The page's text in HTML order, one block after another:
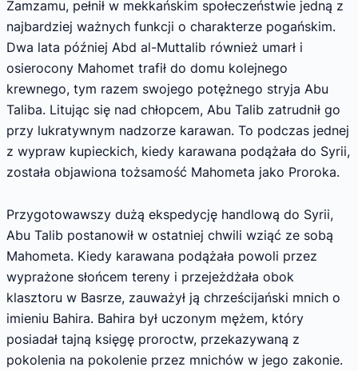
Zamzamu, pełnił w mekkańskim społeczeństwie jedną z
najbardziej ważnych funkcji o charakterze pogańskim.
Dwa lata później Abd al-Muttalib również umarł i
osierocony Mahomet trafił do domu kolejnego
krewnego, tym razem swojego potężnego stryja Abu
Taliba. Litując się nad chłopcem, Abu Talib zatrudnił go
przy lukratywnym nadzorze karawan. To podczas jednej
z wypraw kupieckich, kiedy karawana podążała do Syrii,
została objawiona tożsamość Mahometa jako Proroka.
Przygotowawszy dużą ekspedycję handlową do Syrii,
Abu Talib postanowił w ostatniej chwili wziąć ze sobą
Mahometa. Kiedy karawana podążała powoli przez
wyprażone słońcem tereny i przejeżdżała obok
klasztoru w Basrze, zauważył ją chrześcijański mnich o
imieniu Bahira. Bahira był uczonym mężem, który
posiadał tajną księgę proroctw, przekazywaną z
pokolenia na pokolenie przez mnichów w jego zakonie.